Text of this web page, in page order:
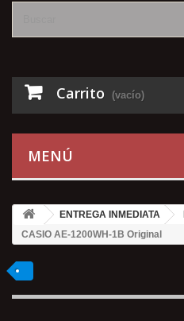
Carrito (vacío)
MENÚ
ENTREGA INMEDIATA
CASIO AE-1200WH-1B Original